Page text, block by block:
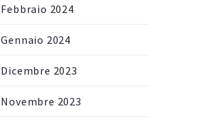
Febbraio 2024
Gennaio 2024
Dicembre 2023
Novembre 2023